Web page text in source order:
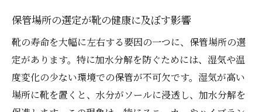
保管場所の選定が靴の健康に及ぼす影響
靴の寿命を大幅に左右する要因の一つに、保管場所の選
定があります。特に加水分解を防ぐためには、湿気や温
度変化の少ない環境での保管が不可欠です。湿気が高い
場所に靴を置くと、水分がソールに浸透し、加水分解を